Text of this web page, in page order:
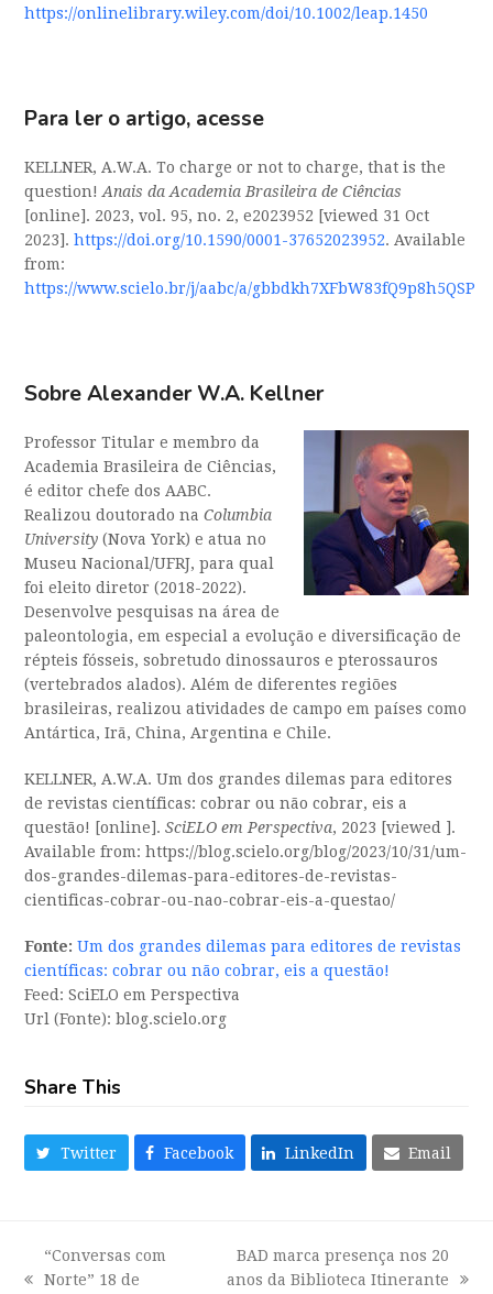
https://onlinelibrary.wiley.com/doi/10.1002/leap.1450
Para ler o artigo, acesse
KELLNER, A.W.A. To charge or not to charge, that is the
question!Anais da Academia Brasileira de Ciências
[online]. 2023, vol. 95, no. 2, e2023952 [viewed 31 Oct
2023].https://doi.org/10.1590/0001-37652023952. Available
from:
https://www.scielo.br/j/aabc/a/gbbdkh7XFbW83fQ9p8h5QSP
Sobre Alexander W.A. Kellner
Professor Titular e membro da
Academia Brasileira de Ciências,
é editor chefe dos AABC.
Realizou doutorado naColumbia
University(Nova York) e atua no
Museu Nacional/UFRJ, para qual
foi eleito diretor (2018-2022).
Desenvolve pesquisas na área de
paleontologia, em especial a evolução e diversificação de
répteis fósseis, sobretudo dinossauros e pterossauros
(vertebrados alados). Além de diferentes regiões
brasileiras, realizou atividades de campo em países como
Antártica, Irã, China, Argentina e Chile.
KELLNER, A.W.A. Um dos grandes dilemas para editores
de revistas científicas: cobrar ou não cobrar, eis a
questão! [online].SciELO em Perspectiva, 2023 [viewed ].
Available from: https://blog.scielo.org/blog/2023/10/31/um-
dos-grandes-dilemas-para-editores-de-revistas-
cientificas-cobrar-ou-nao-cobrar-eis-a-questao/
Fonte: Um dos grandes dilemas para editores de revistas
científicas: cobrar ou não cobrar, eis a questão!
Feed: SciELO em Perspectiva
Url (Fonte): blog.scielo.org
Share This
Twitter Facebook LinkedIn Email
previous
“Conversas com
Norte” 18 de
next
BAD marca presença nos 20
anos da Biblioteca Itinerante